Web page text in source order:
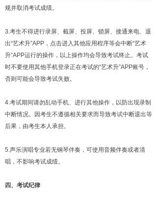
规并取消考试成绩。
3.考生不得进行录屏、截屏、投屏、锁屏、接通来电、退
出“艺术升”APP，点击进入其他应用程序等会中断“艺术
升”APP运行的操作，以上操作均会导致考试终止。考试
时不要使用其他手机登录正在考试的“艺术升”APP账号，
否则可能会导致考试失败。
4.考试期间请勿乱动手机、进行其他操作，以防出现录制
中断情况。因考生不遵循相关要求而导致考试中断退出等
后果，由考生本人承担。
5.声乐演唱专业若无钢琴伴奏，可使用音频伴奏或者清
唱，不影响考试成绩。
四、考试纪律